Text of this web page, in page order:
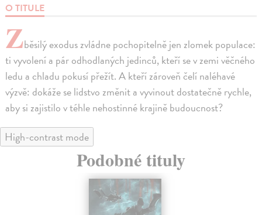
O TITULE
Zběsilý exodus zvládne pochopitelně jen zlomek populace:
ti vyvolení a pár odhodlaných jedinců, kteří se v zemi věčného
ledu a chladu pokusí přežít. A kteří zároveň čelí naléhavé
výzvě: dokáže se lidstvo změnit a vyvinout dostatečně rychle,
aby si zajistilo v téhle nehostinné krajině budoucnost?
High-contrast mode
Podobné tituly